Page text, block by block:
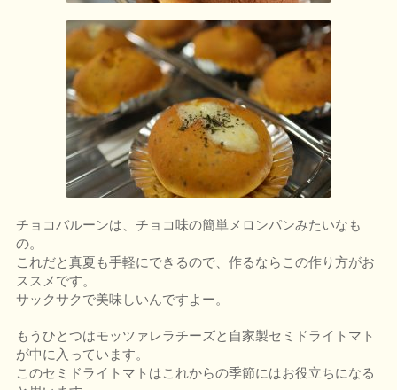
チョコバルーンは、チョコ味の簡単メロンパンみたいなも
の。
これだと真夏も手軽にできるので、作るならこの作り方がお
ススメです。
サックサクで美味しいんですよー。
もうひとつはモッツァレラチーズと自家製セミドライトマト
が中に入っています。
このセミドライトマトはこれからの季節にはお役立ちになる